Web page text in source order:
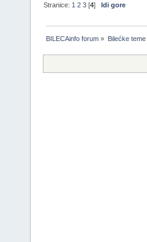
Stranice: 1 2 3 [4]Idi gore
BILECAinfo forum » Bilećke teme